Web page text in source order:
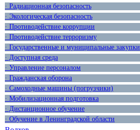
· Радиационная безопасность
· Экологическая безопасность
· Противодействие коррупции
· Противодействие терроризму
· Государственные и муниципальные закупки
· Доступная среда
· Управление персоналом
· Гражданская оборона
· Самоходные машины (погрузчики)
· Мобилизационная подготовка
· Дистанционное обучение
· Обучение в Ленинградской области